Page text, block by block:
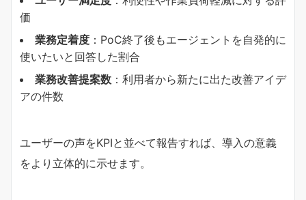
価
業務定着度 ：PoC終了後もエージェントを自発的に
使いたいと回答した割合
業務改善提案数 ：利用者から新たに出た改善アイデ
アの件数
ユーザーの声をKPIと並べて報告すれば、導入の意義
をより立体的に示せます。